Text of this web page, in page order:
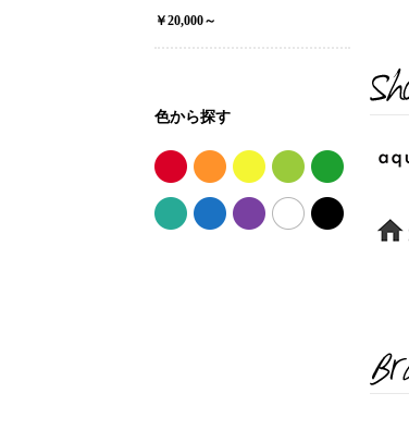
￥20,000～
色から探す